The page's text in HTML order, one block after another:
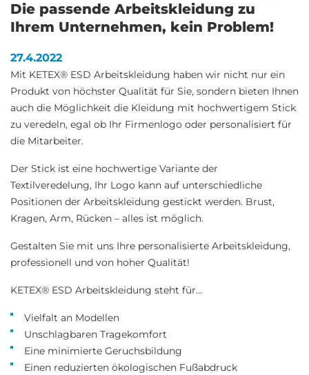
Die passende Arbeitskleidung zu
Ihrem Unternehmen, kein Problem!
27.4.2022
Mit KETEX® ESD Arbeitskleidung haben wir nicht nur ein
Produkt von höchster Qualität für Sie, sondern bieten Ihnen
auch die Möglichkeit die Kleidung mit hochwertigem Stick
zu veredeln, egal ob Ihr Firmenlogo oder personalisiert für
die Mitarbeiter.
Der Stick ist eine hochwertige Variante der
Textilveredelung, Ihr Logo kann auf unterschiedliche
Positionen der Arbeitskleidung gestickt werden. Brust,
Kragen, Arm, Rücken – alles ist möglich.
Gestalten Sie mit uns Ihre personalisierte Arbeitskleidung,
professionell und von hoher Qualität!
KETEX® ESD Arbeitskleidung steht für…
Vielfalt an Modellen
Unschlagbaren Tragekomfort
Eine minimierte Geruchsbildung
Einen reduzierten ökologischen Fußabdruck